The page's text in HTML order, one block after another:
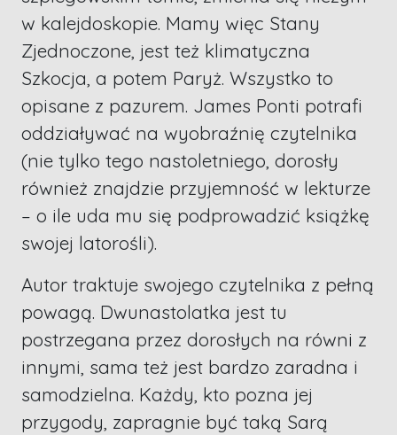
w kalejdoskopie. Mamy więc Stany
Zjednoczone, jest też klimatyczna
Szkocja, a potem Paryż. Wszystko to
opisane z pazurem. James Ponti potrafi
oddziaływać na wyobraźnię czytelnika
(nie tylko tego nastoletniego, dorosły
również znajdzie przyjemność w lekturze
– o ile uda mu się podprowadzić książkę
swojej latorośli).
Autor traktuje swojego czytelnika z pełną
powagą. Dwunastolatka jest tu
postrzegana przez dorosłych na równi z
innymi, sama też jest bardzo zaradna i
samodzielna. Każdy, kto pozna jej
przygody, zapragnie być taką Sarą